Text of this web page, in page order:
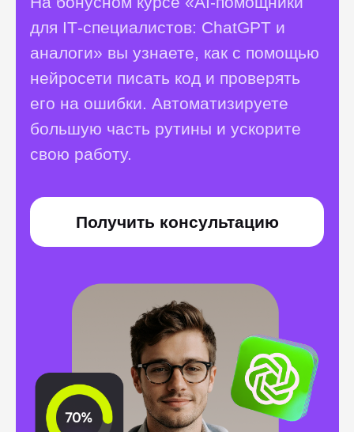
Возможности
выпускников
безграничны
Истории обычных людей,
преобразивших свои жизни